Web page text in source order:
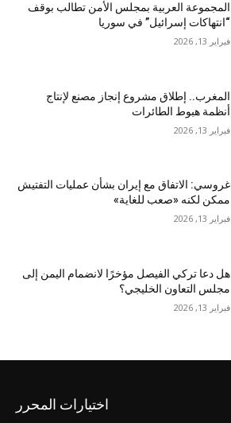
المجموعة العربية بمجلس الأمن تطالب بوقف
“انتهاكات إسرائيل” في سوريا
فبراير 13, 2026
المغرب.. إطلاق مشروع إنجاز مصنع لإنتاج
أنظمة هبوط الطائرات
فبراير 13, 2026
غروسي: الاتفاق مع إيران بشأن عمليات التفتيش
ممكن لكنه «صعب للغاية»
فبراير 13, 2026
هل دعا تركي الفيصل مؤخرًا لانضمام اليمن إلى
مجلس التعاون الخليجي؟
فبراير 13, 2026
اختيارات المحرر